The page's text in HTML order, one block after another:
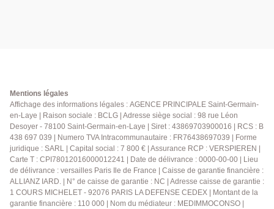
Mentions légales
Affichage des informations légales : AGENCE PRINCIPALE Saint-Germain-
en-Laye | Raison sociale : BCLG | Adresse siège social : 98 rue Léon
Desoyer - 78100 Saint-Germain-en-Laye | Siret : 43869703900016 | RCS : B
438 697 039 | Numero TVA Intracommunautaire : FR76438697039 | Forme
juridique : SARL | Capital social : 7 800 € | Assurance RCP : VERSPIEREN |
Carte T : CPI78012016000012241 | Date de délivrance : 0000-00-00 | Lieu
de délivrance : versailles Paris Ile de France | Caisse de garantie financière :
ALLIANZ IARD. | N° de caisse de garantie : NC | Adresse caisse de garantie :
1 COURS MICHELET - 92076 PARIS LA DEFENSE CEDEX | Montant de la
garantie financière : 110 000 | Nom du médiateur : MEDIMMOCONSO |